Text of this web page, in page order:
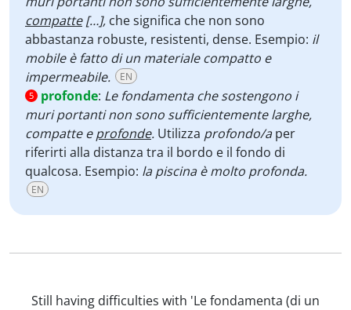
compatte[…], che significa che non sono
abbastanza robuste, resistenti, dense. Esempio: il
mobile è fatto di un materiale compatto e
impermeabile.
EN
5 profonde: Le fondamenta che sostengono i
muri portanti non sono sufficientemente larghe,
compatte eprofonde. Utilizza profondo/aper
riferirti alla distanza tra il bordo e il fondo di
qualcosa. Esempio: la piscina è molto profonda.
EN
Still having difficulties with 'Le fondamenta (di un